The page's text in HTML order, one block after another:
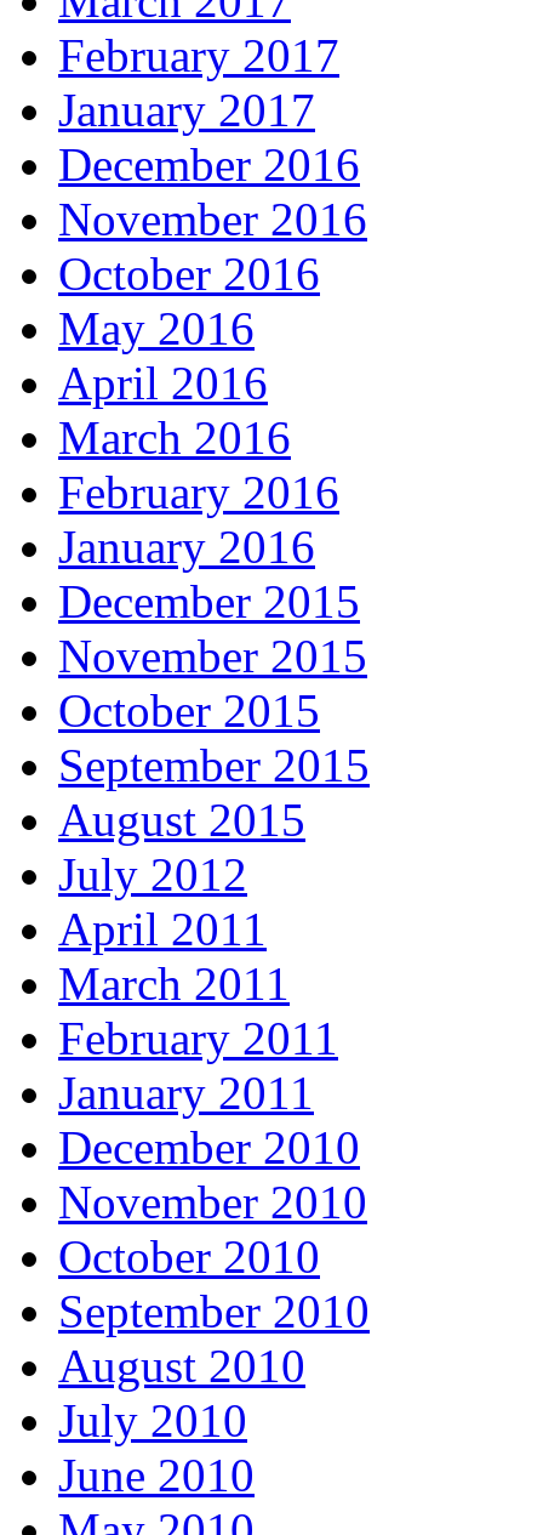
February 2017
January 2017
December 2016
November 2016
October 2016
May 2016
April 2016
March 2016
February 2016
January 2016
December 2015
November 2015
October 2015
September 2015
August 2015
July 2012
April 2011
March 2011
February 2011
January 2011
December 2010
November 2010
October 2010
September 2010
August 2010
July 2010
June 2010